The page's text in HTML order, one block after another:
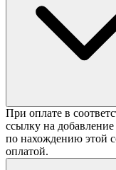
При оплате в
ссылку на
по нахождению этой
оплатой.